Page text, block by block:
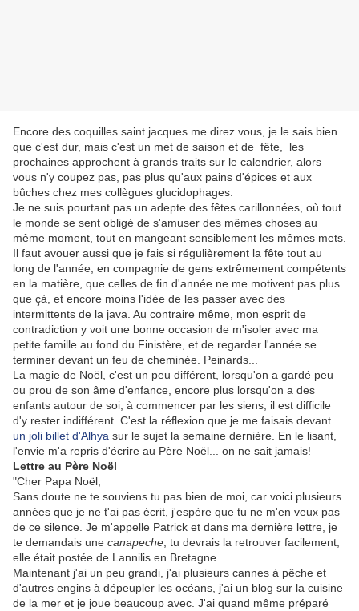
Encore des coquilles saint jacques me direz vous, je le sais bien
que c'est dur, mais c'est un met de saison et de fête, les
prochaines approchent à grands traits sur le calendrier, alors
vous n'y coupez pas, pas plus qu'aux pains d'épices et aux
bûches chez mes collègues glucidophages.
Je ne suis pourtant pas un adepte des fêtes carillonnées, où tout
le monde se sent obligé de s'amuser des mêmes choses au
même moment, tout en mangeant sensiblement les mêmes mets.
Il faut avouer aussi que je fais si régulièrement la fête tout au
long de l'année, en compagnie de gens extrêmement compétents
en la matière, que celles de fin d'année ne me motivent pas plus
que çà, et encore moins l'idée de les passer avec des
intermittents de la java. Au contraire même, mon esprit de
contradiction y voit une bonne occasion de m'isoler avec ma
petite famille au fond du Finistère, et de regarder l'année se
terminer devant un feu de cheminée. Peinards...
La magie de Noël, c'est un peu différent, lorsqu'on a gardé peu
ou prou de son âme d'enfance, encore plus lorsqu'on a des
enfants autour de soi, à commencer par les siens, il est difficile
d'y rester indifférent. C'est la réflexion que je me faisais devant
un joli billet d'Alhya sur le sujet la semaine dernière. En le lisant,
l'envie m'a repris d'écrire au Père Noël... on ne sait jamais!
Lettre au Père Noël
"Cher Papa Noël,
Sans doute ne te souviens tu pas bien de moi, car voici plusieurs
années que je ne t'ai pas écrit, j'espère que tu ne m'en veux pas
de ce silence. Je m'appelle Patrick et dans ma dernière lettre, je
te demandais une canapeche , tu devrais la retrouver facilement,
elle était postée de Lannilis en Bretagne.
Maintenant j'ai un peu grandi, j'ai plusieurs cannes à pêche et
d'autres engins à dépeupler les océans, j'ai un blog sur la cuisine
de la mer et je joue beaucoup avec. J'ai quand même préparé